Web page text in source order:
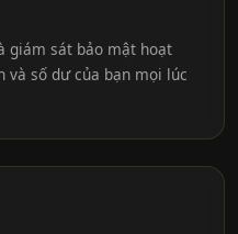
giám sát bảo mật hoạt
và số dư của bạn mọi lúc